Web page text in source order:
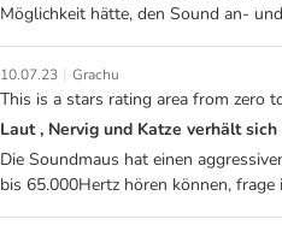
Möglichkeit hätte, den Sound an-
10.07.23 | Grachu
This is a stars rating area from zero
Laut , Nervig und Katze verhält
Die Soundmaus hat einen
bis 65.000Hertz hören können,